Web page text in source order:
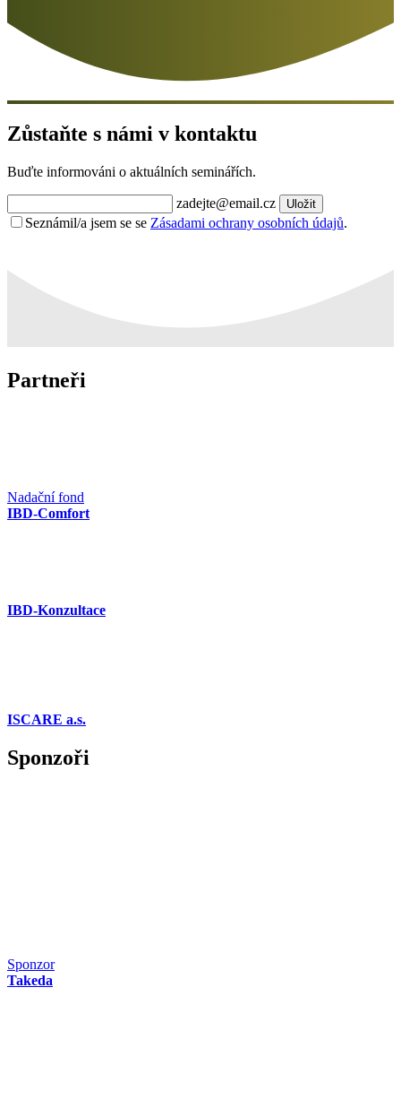
Zůstaňte s námi v kontaktu
Buďte informováni o aktuálních seminářích.
zadejte@email.cz Uložit
Seznámil/a jsem se se Zásadami ochrany osobních údajů.
Partneři
Nadační fond
IBD-Comfort
IBD-Konzultace
ISCARE a.s.
Sponzoři
Sponzor
Takeda